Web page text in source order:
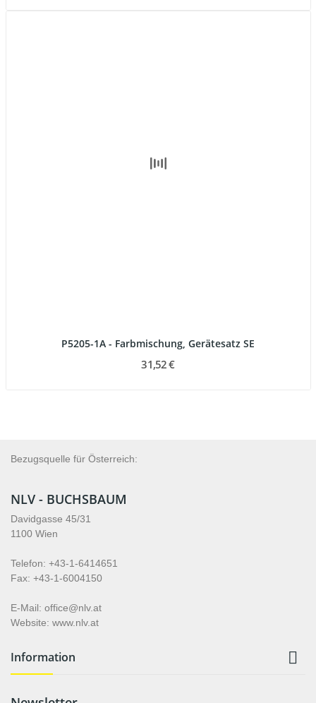
P5205-1A - Farbmischung, Gerätesatz SE
31,52 €
Bezugsquelle für Österreich:
NLV - BUCHSBAUM
Davidgasse 45/31
1100 Wien
Telefon: +43-1-6414651
Fax: +43-1-6004150
E-Mail: office@nlv.at
Website: www.nlv.at
Information 